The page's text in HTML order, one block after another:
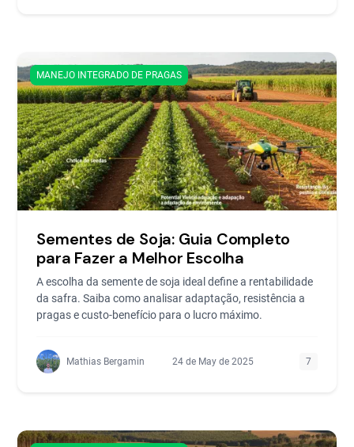
MANEJO INTEGRADO DE PRAGAS
Sementes de Soja: Guia Completo
para Fazer a Melhor Escolha
A escolha da semente de soja ideal define a rentabilidade
da safra. Saiba como analisar adaptação, resistência a
pragas e custo-benefício para o lucro máximo.
Mathias Bergamin 24 de May de 2025 7